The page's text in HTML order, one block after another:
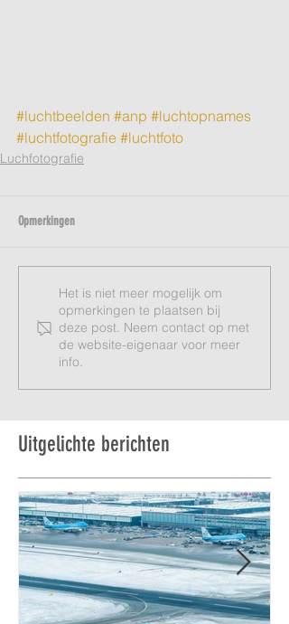
#luchtbeelden #anp #luchtopnames
#luchtfotografie #luchtfoto
Luchfotografie
Opmerkingen
Het is niet meer mogelijk om
opmerkingen te plaatsen bij
deze post. Neem contact op met
de website-eigenaar voor meer
info.
Uitgelichte berichten